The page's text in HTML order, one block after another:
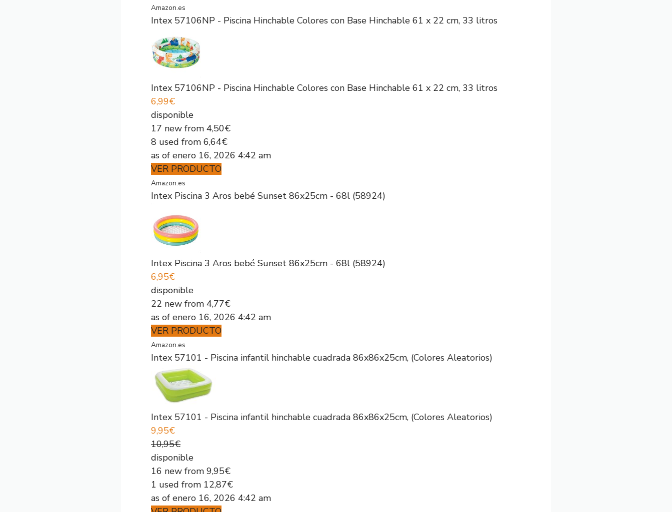
Amazon.es
Intex 57106NP - Piscina Hinchable Colores con Base Hinchable 61 x 22 cm, 33 litros
Intex 57106NP - Piscina Hinchable Colores con Base Hinchable 61 x 22 cm, 33 litros
6,99€
disponible
17 new from 4,50€
8 used from 6,64€
as of enero 16, 2026 4:42 am
VER PRODUCTO
Amazon.es
Intex Piscina 3 Aros bebé Sunset 86x25cm - 68l (58924)
Intex Piscina 3 Aros bebé Sunset 86x25cm - 68l (58924)
6,95€
disponible
22 new from 4,77€
as of enero 16, 2026 4:42 am
VER PRODUCTO
Amazon.es
Intex 57101 - Piscina infantil hinchable cuadrada 86x86x25cm, (Colores Aleatorios)
Intex 57101 - Piscina infantil hinchable cuadrada 86x86x25cm, (Colores Aleatorios)
9,95€
10,95€
disponible
16 new from 9,95€
1 used from 12,87€
as of enero 16, 2026 4:42 am